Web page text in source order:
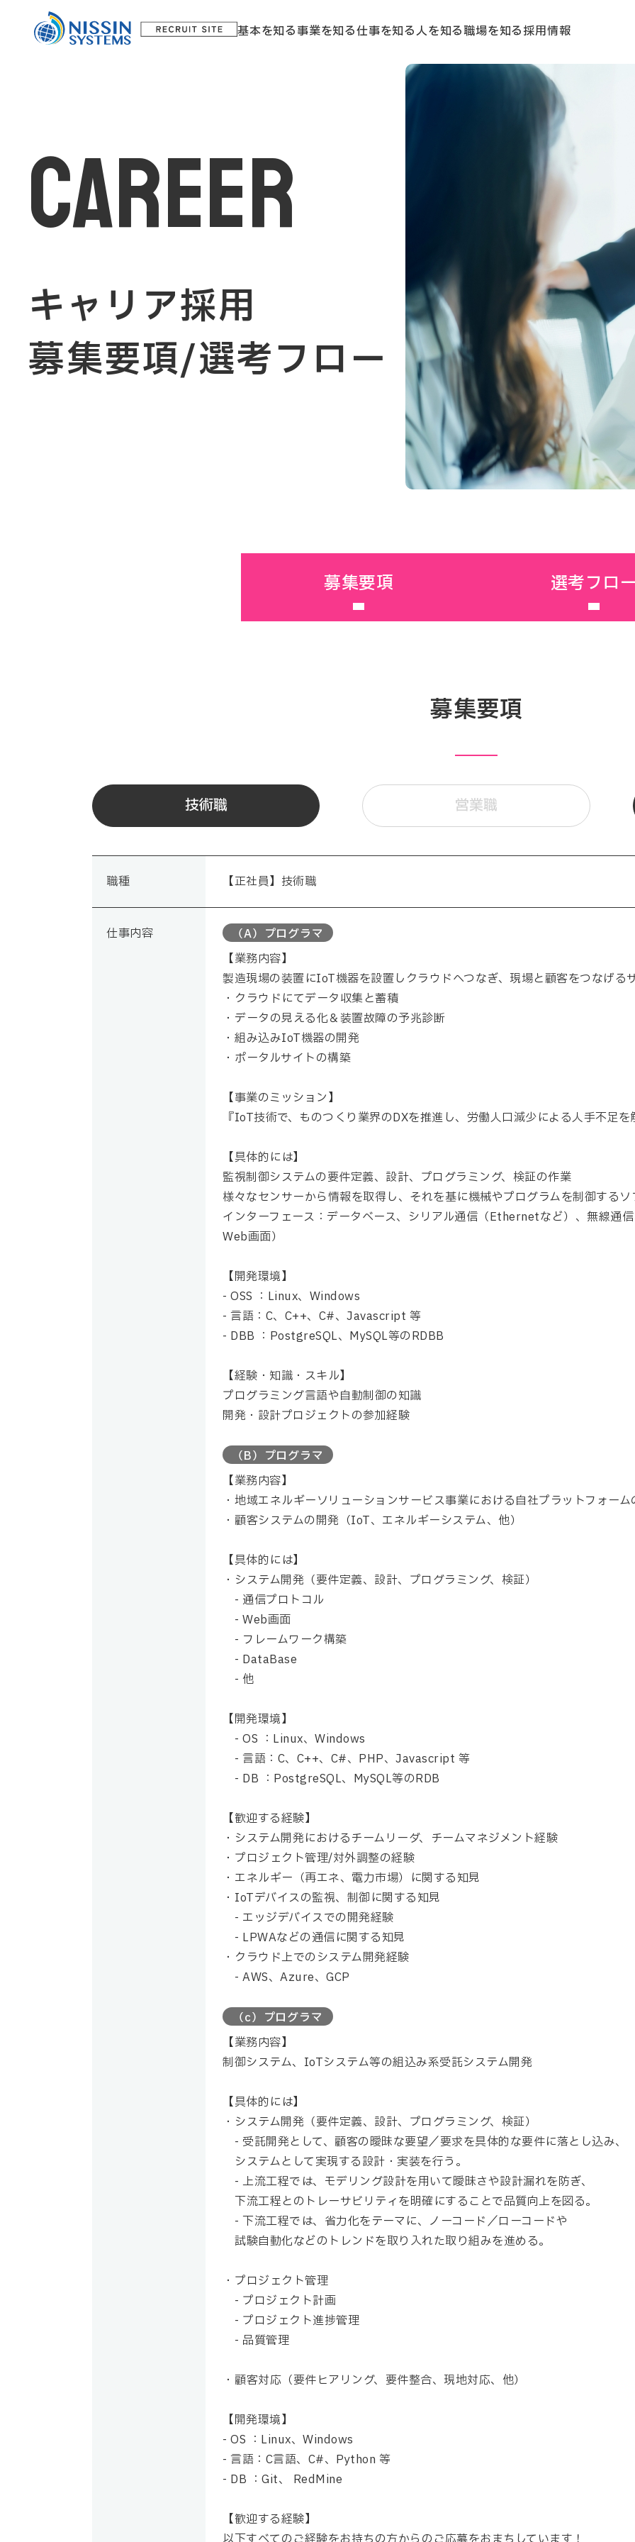
基本を知る事業を知る仕事を知る人を知る職場を知る採用情報
career
キャリア採用
募集要項/選考フロー
募集要項 選考フロ
募集要項
技術職 営業職
職種 【正社員】技術職
仕事内容
（A）プログラマ
【業務内容】
製造現場の装置にIoT機器を設置しクラウドへつなぎ、現場と顧客をつなげる
クラウドにてデータ収集と蓄積
データの見える化＆装置故障の予兆診断
組み込みIoT機器の開発
ポータルサイトの構築
【事業のミッション】
『IoT技術で、ものつくり業界のDXを推進し、労働人口減少による人手不足
【具体的には】
監視制御システムの要件定義、設計、プログラミング、検証の作業
様々なセンサーから情報を取得し、それを基に機械やプログラムを制御する
インターフェース：データベース、シリアル通信（Ethernetなど）、無線通
Web画面）
【開発環境】
- OSS ：Linux、Windows
- 言語：C、C++、C#、Javascript 等
- DBB ：PostgreSQL、MySQL等のRDBB
【経験・知識・スキル】
プログラミング言語や自動制御の知識
開発・設計プロジェクトの参加経験
（B）プログラマ
【業務内容】
地域エネルギーソリューションサービス事業における自社プラットフォーム
顧客システムの開発（IoT、エネルギーシステム、他）
【具体的には】
システム開発（要件定義、設計、プログラミング、検証）
- 通信プロトコル
- Web画面
- フレームワーク構築
- DataBase
- 他
【開発環境】
- OS ：Linux、Windows
- 言語：C、C++、C#、PHP、Javascript 等
- DB ：PostgreSQL、MySQL等のRDB
【歓迎する経験】
システム開発におけるチームリーダ、チームマネジメント経験
プロジェクト管理/対外調整の経験
エネルギー（再エネ、電力市場）に関する知見
IoTデバイスの監視、制御に関する知見
- エッジデバイスでの開発経験
- LPWAなどの通信に関する知見
クラウド上でのシステム開発経験
- AWS、Azure、GCP
（c）プログラマ
【業務内容】
制御システム、IoTシステム等の組込み系受託システム開発
【具体的には】
システム開発（要件定義、設計、プログラミング、検証）
- 受託開発として、顧客の曖昧な要望／要求を具体的な要件に落とし込み、
システムとして実現する設計・実装を行う。
- 上流工程では、モデリング設計を用いて曖昧さや設計漏れを防ぎ、
下流工程とのトレーサビリティを明確にすることで品質向上を図る。
- 下流工程では、省力化をテーマに、ノーコード／ローコードや
試験自動化などのトレンドを取り入れた取り組みを進める。
プロジェクト管理
- プロジェクト計画
- プロジェクト進捗管理
- 品質管理
顧客対応（要件ヒアリング、要件整合、現地対応、他）
【開発環境】
- OS ：Linux、Windows
- 言語：C言語、C#、Python 等
- DB ：Git、 RedMine
【歓迎する経験】